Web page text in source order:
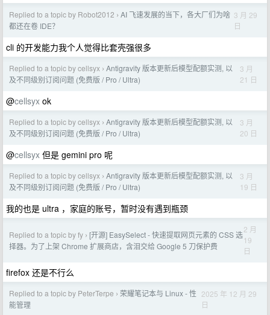
Replied to a topic by Robot2012 › AI 飞速发展的当下，各大厂们为啥
都还在卷 IDE？
3 月 29
日
cli 的开发能力我个人觉得比套壳强很多
Replied to a topic by cellsyx › Antigravity 版本更新后模型配额实测, 以
及不同级别订阅问题 (免费版 / Pro / Ultra)
3 月
21 日
@cellsyx ok
Replied to a topic by cellsyx › Antigravity 版本更新后模型配额实测, 以
及不同级别订阅问题 (免费版 / Pro / Ultra)
3 月
20 日
@cellsyx 但是 gemini pro 呢
Replied to a topic by cellsyx › Antigravity 版本更新后模型配额实测, 以
及不同级别订阅问题 (免费版 / Pro / Ultra)
3 月
19 日
我的也是 ultra ，家庭的账号，暂时没有遇到瓶颈
Replied to a topic by fy › [开源] EasySelect - 快速提取网页元素的 CSS 选
择器。为了上架 Chrome 扩展商店，含泪交给 Google 5 刀保护费
2 月
19
日
firefox 还是不行么
Replied to a topic by PeterTerpe › 荣耀笔记本与 Linux - 性
能管理
2025 年 12 月 29
日